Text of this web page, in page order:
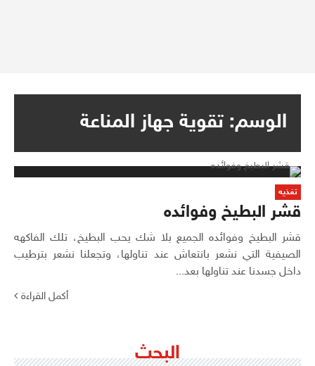
الوسم: تقوية جهاز المناعة
تغذيه
قشر البطيخ وفوائده
قشر البطيخ وفوائده الجميع بلا شك يحب البطيخ، تلك الفاكهه
الصيفية التي نشعر بانتعاش عند تناولها، وتجعلنا نشعر بترطيب
داخل جسدنا عند تناولها بعد...
أكمل القراءة
البحث